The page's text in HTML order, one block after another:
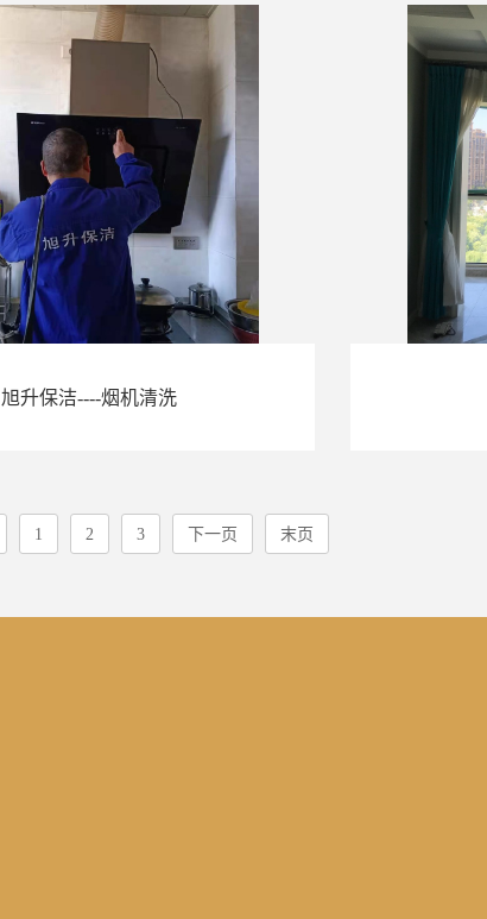
旭升保洁----烟机清洗
1 2 3 下一页 末页